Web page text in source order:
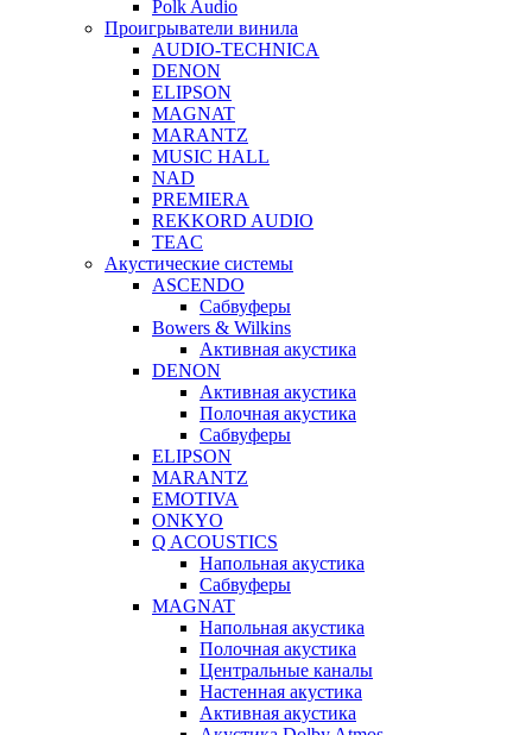
Polk Audio
Проигрыватели винила
AUDIO-TECHNICA
DENON
ELIPSON
MAGNAT
MARANTZ
MUSIC HALL
NAD
PREMIERA
REKKORD AUDIO
TEAC
Акустические системы
ASCENDO
Сабвуферы
Bowers & Wilkins
Активная акустика
DENON
Активная акустика
Полочная акустика
Сабвуферы
ELIPSON
MARANTZ
EMOTIVA
ONKYO
Q ACOUSTICS
Напольная акустика
Сабвуферы
MAGNAT
Напольная акустика
Полочная акустика
Центральные каналы
Настенная акустика
Активная акустика